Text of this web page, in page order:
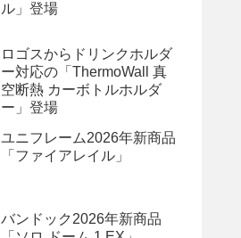
ル」登場
ロゴスからドリンクホルダ
ー対応の「ThermoWall 真
空断熱 カーボトルホルダ
ー」登場
ユニフレーム2026年新商品
「ファイアレイル」
バンドック2026年新商品